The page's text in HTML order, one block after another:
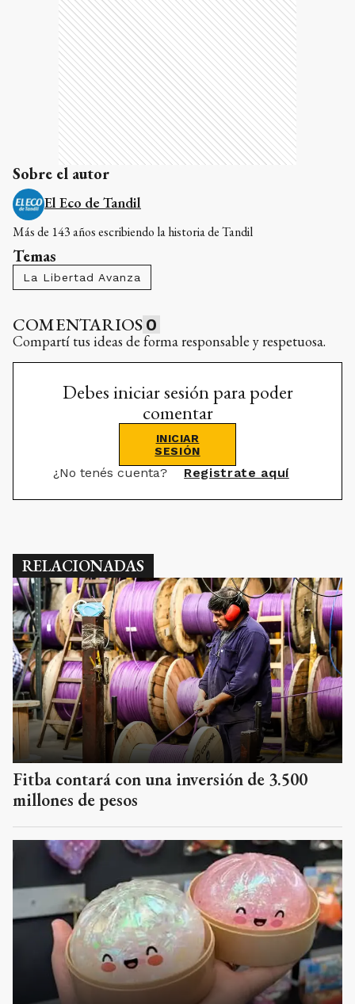
Sobre el autor
El Eco de Tandil
Más de 143 años escribiendo la historia de Tandil
Temas
La Libertad Avanza
COMENTARIOS 0
Compartí tus ideas de forma responsable y respetuosa.
Debes iniciar sesión para poder
comentar
INICIAR
SESIÓN
¿No tenés cuenta? Registrate aquí
RELACIONADAS
Fitba contará con una inversión de 3.500
millones de pesos